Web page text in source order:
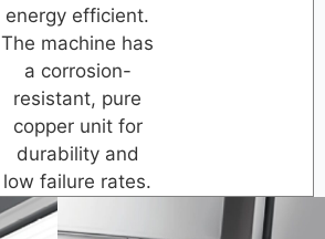
energy efficient.
The machine has
a corrosion-
resistant, pure
copper unit for
durability and
low failure rates.